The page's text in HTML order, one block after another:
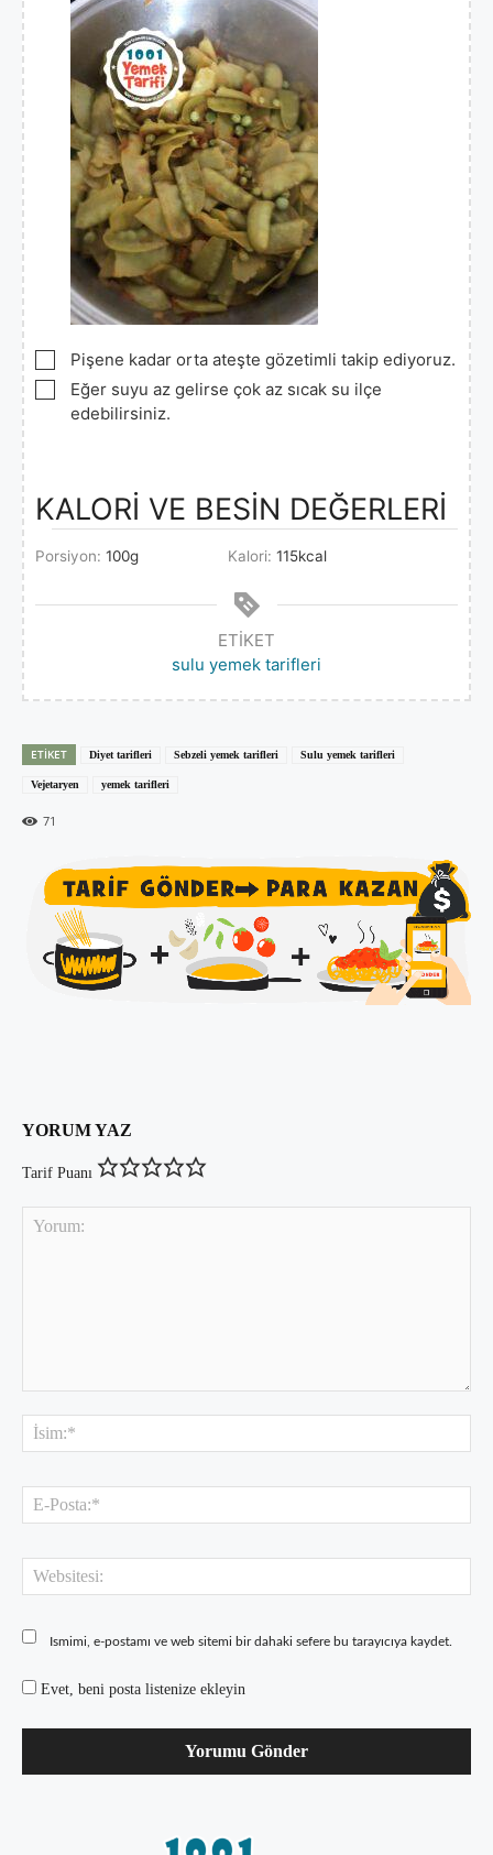
▢
Pişene kadar orta ateşte gözetimli takip ediyoruz.
▢
Eğer suyu az gelirse çok az sıcak su ilçe
edebilirsiniz.
KALORİ VE BESİN DEĞERLERİ
Porsiyon: 100g Kalori: 115kcal
ETIKET
sulu yemek tarifleri
ETIKET Diyet tarifleri Sebzeli yemek tarifleri Sulu yemek tarifleri
Vejetaryen yemek tarifleri
71
YORUM YAZ
Tarif Puanı
Ismimi, e-postamı ve web sitemi bir dahaki sefere bu tarayıcıya kaydet.
Evet, beni posta listenize ekleyin